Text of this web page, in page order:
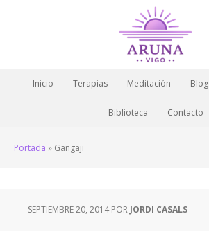
Inicio Terapias Meditación Blog
Biblioteca Contacto
Portada » Gangaji
SEPTIEMBRE 20, 2014POR JORDI CASALS